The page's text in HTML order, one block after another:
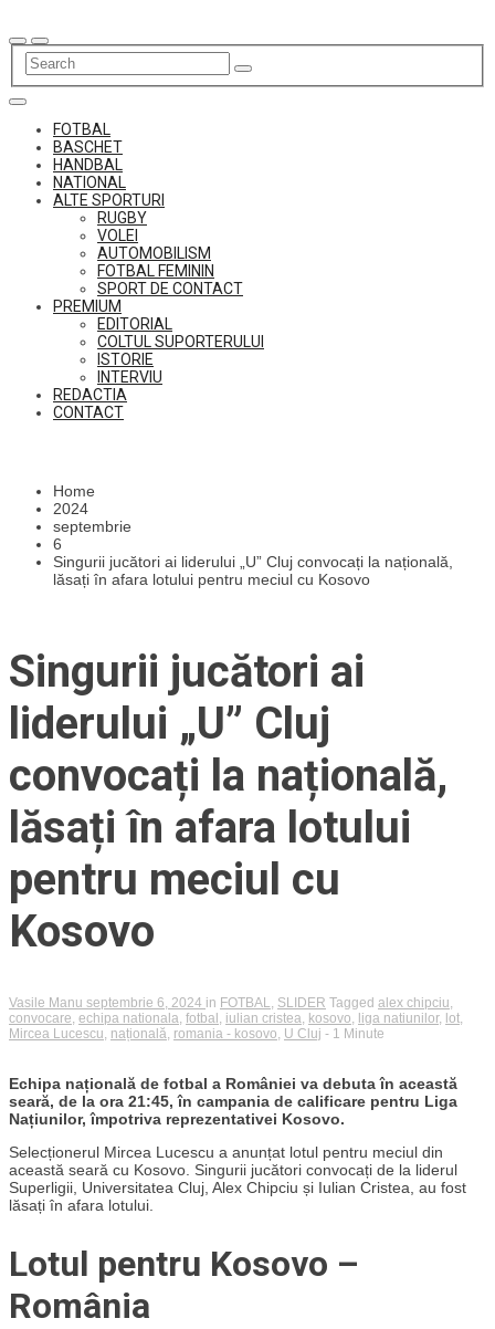
to
content
FOTBAL
BASCHET
HANDBAL
NATIONAL
ALTE SPORTURI
RUGBY
VOLEI
AUTOMOBILISM
FOTBAL FEMININ
SPORT DE CONTACT
PREMIUM
EDITORIAL
COLTUL SUPORTERULUI
ISTORIE
INTERVIU
REDACTIA
CONTACT
Home
2024
septembrie
6
Singurii jucători ai liderului „U” Cluj convocați la națională,
lăsați în afara lotului pentru meciul cu Kosovo
Singurii jucători ai
liderului „U” Cluj
convocați la națională,
lăsați în afara lotului
pentru meciul cu
Kosovo
Vasile Manu septembrie 6, 2024 in FOTBAL SLIDER Tagged alex chipciu
convocare echipa nationala fotbal iulian cristea kosovo liga natiunilor, lot
Mircea Lucescu națională romania - kosovo U Cluj - 1 Minute
Echipa națională de fotbal a României va debuta în această
seară, de la ora 21:45, în campania de calificare pentru Liga
Națiunilor, împotriva reprezentativei Kosovo.
Selecționerul Mircea Lucescu a anunțat lotul pentru meciul din
această seară cu Kosovo. Singurii jucători convocați de la liderul
Superligii, Universitatea Cluj, Alex Chipciu și Iulian Cristea, au fost
lăsați în afara lotului.
Lotul pentru Kosovo –
România